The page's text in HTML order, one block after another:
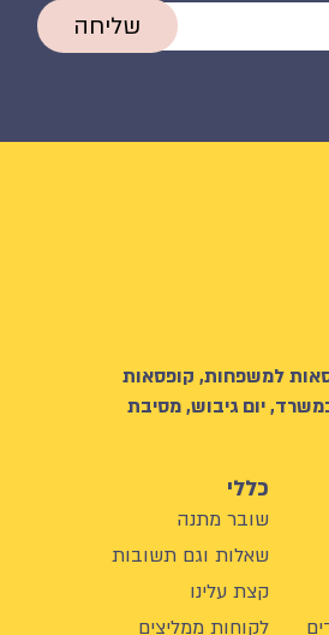
שליחה
למשפחות, קופסאות
יום גיבוש, מסיבת
כללי
שובר מתנה
שאלות וגם תשובות
קצת עלינו
לקוחות ממליצים